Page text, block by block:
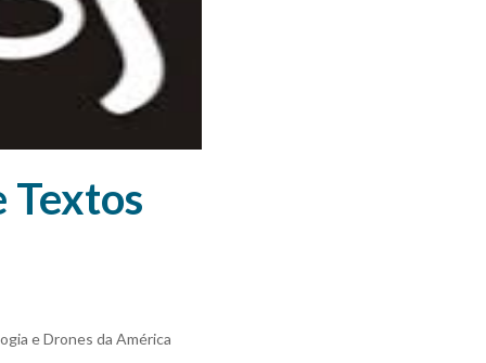
Textos
e Drones da América